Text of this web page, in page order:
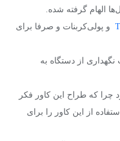
الهام گرفته شده.
و پولی‌کربنات و صرفا برای
نگهداری از دستگاه به
چرا که طراح این کاور فکر
از این کاور را برای